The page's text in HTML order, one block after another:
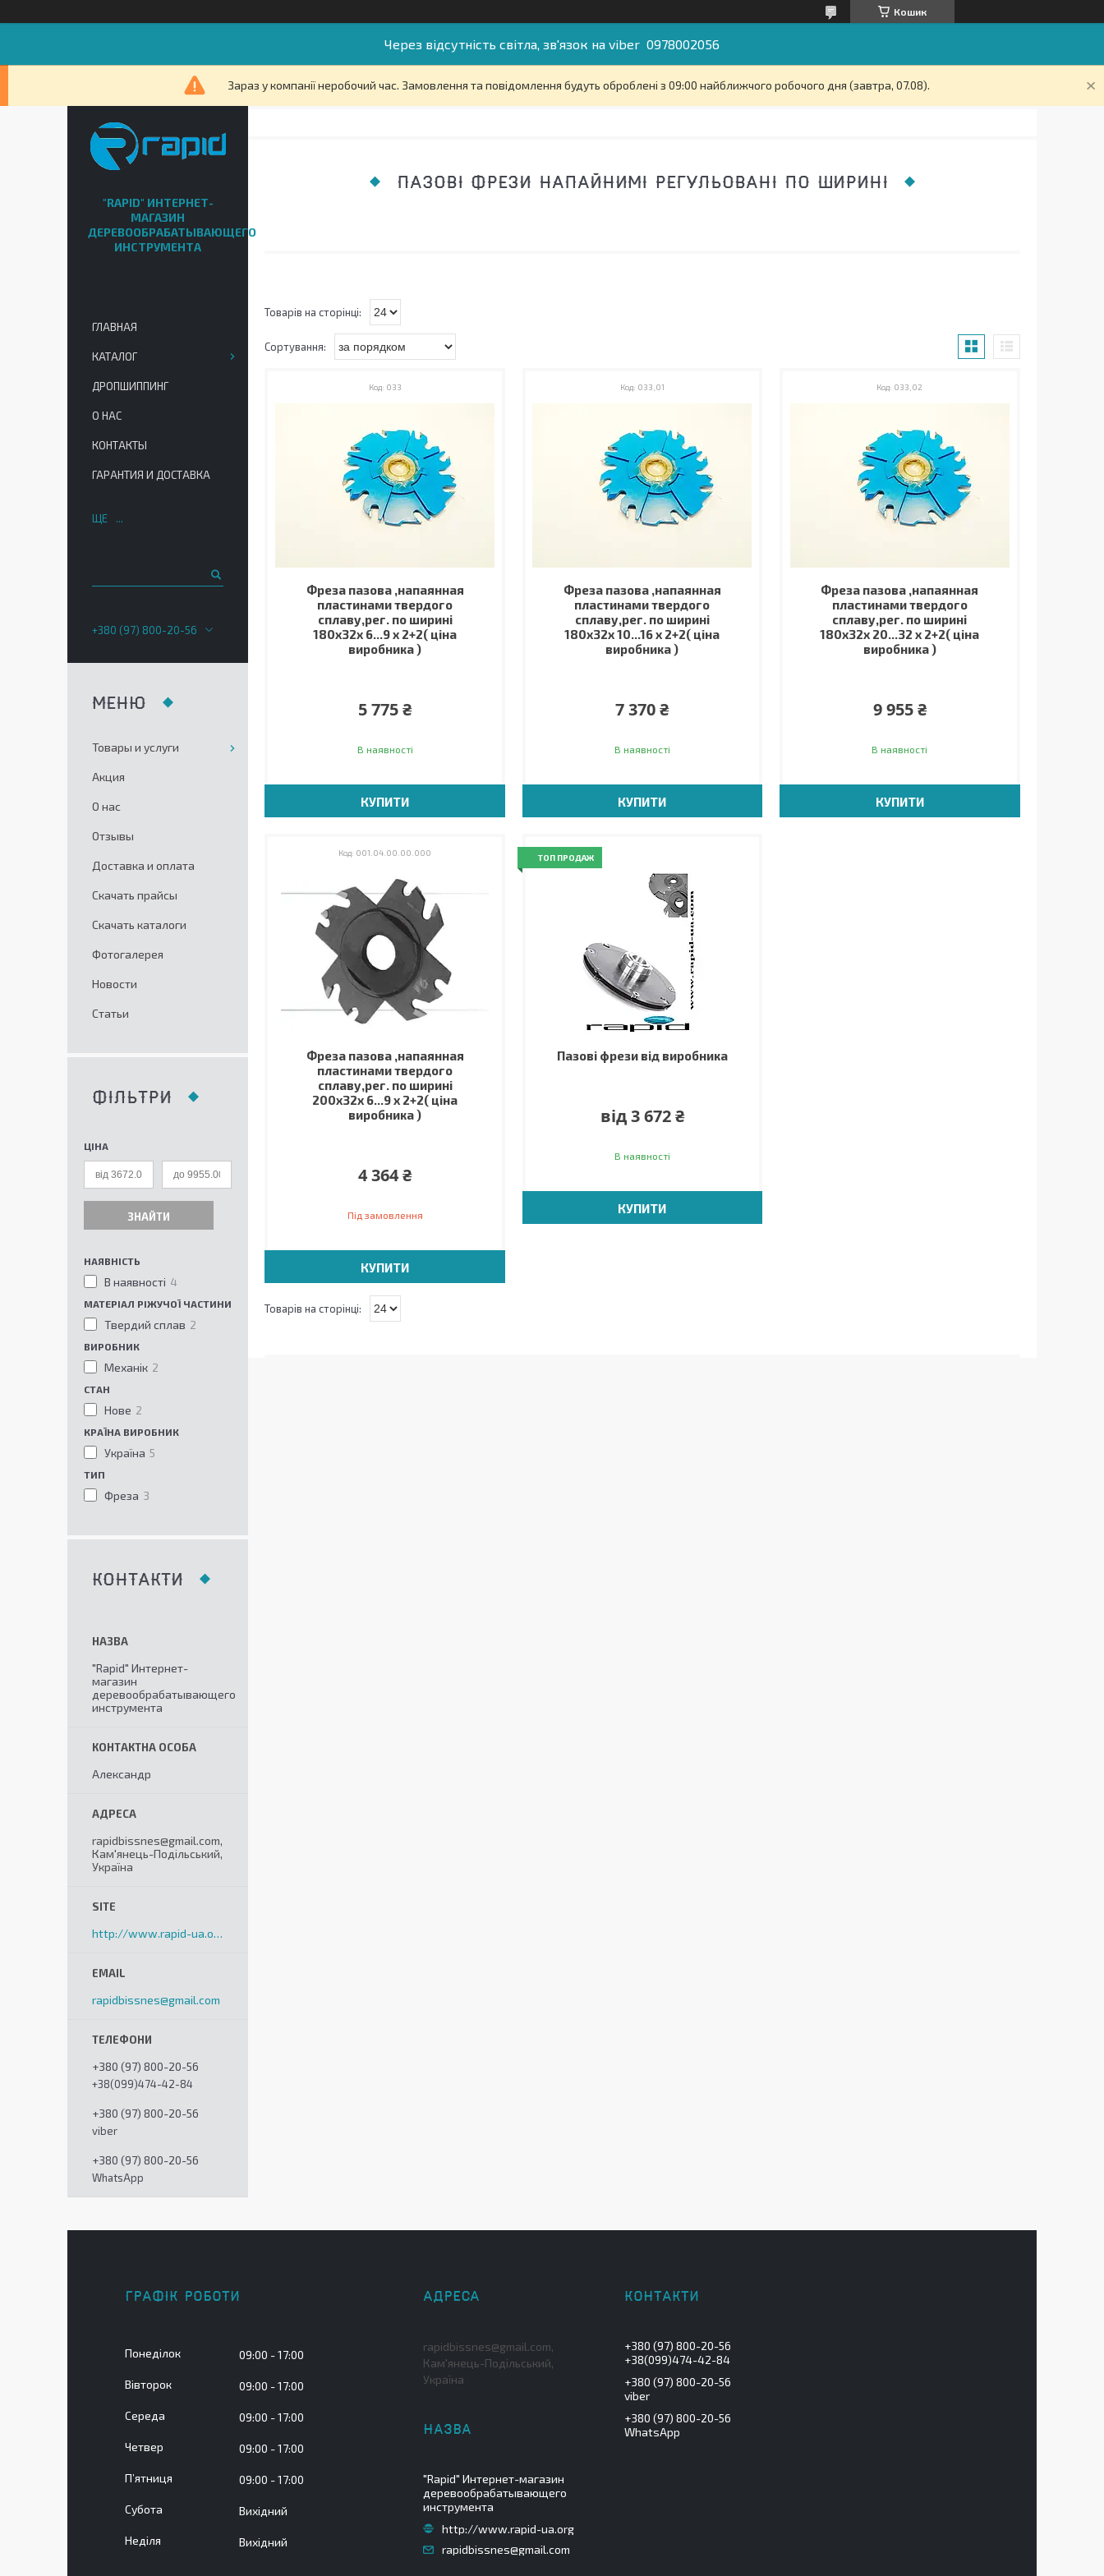
Кошик
Через відсутність світла, зв'язок на viber 0978002056
Зараз у компанії неробочий час. Замовлення та повідомлення будуть оброблені з 09:00 найближчого робочого дня (завтра, 07.08).
ПАЗОВІ ФРЕЗИ НАПАЙНИМІ РЕГУЛЬОВАНІ ПО ШИРИНІ
033
Фреза пазова ,напаянная
пластинами твердого
сплаву,рег. по ширині
180х32х 6...9 х 2+2( ціна
виробника )
5 775 ₴
В наявності
КУПИТИ
033,01
Фреза пазова ,напаянная
пластинами твердого
сплаву,рег. по ширині
180х32х 10...16 х 2+2( ціна
виробника )
7 370 ₴
В наявності
КУПИТИ
033,02
Фреза пазова ,напаянная
пластинами твердого
сплаву,рег. по ширині
180х32х 20...32 х 2+2( ціна
виробника )
9 955 ₴
В наявності
КУПИТИ
001.04.00.00.000
Фреза пазова ,напаянная
пластинами твердого
сплаву,рег. по ширині
200х32х 6...9 х 2+2( ціна
виробника )
4 364 ₴
Під замовлення
КУПИТИ
ТОП ПРОДАЖ
Пазові фрези від виробника
від 3 672 ₴
В наявності
КУПИТИ
"RAPID" ИНТЕРНЕТ-
МАГАЗИН
ДЕРЕВООБРАБАТЫВАЮЩЕГО
ИНСТРУМЕНТА
ГЛАВНАЯ
КАТАЛОГ
ДРОПШИППИНГ
О НАС
КОНТАКТЫ
ГАРАНТИЯ И ДОСТАВКА
ЩЕ
+380 (97) 800-20-56
Товары и услуги
Акция
О нас
Отзывы
Доставка и оплата
Скачать прайсы
Скачать каталоги
Фотогалерея
Новости
Статьи
ФІЛЬТРИ
ЦІНА
ЗНАЙТИ
НАЯВНІСТЬ
В наявності 4
МАТЕРІАЛ РІЖУЧОЇ ЧАСТИНИ
Твердий сплав 2
ВИРОБНИК
Механік 2
СТАН
Нове 2
КРАЇНА ВИРОБНИК
Україна 5
ТИП
Фреза 3
КОНТАКТИ
"Rapid" Интернет-
магазин
деревообрабатывающего
инструмента
Александр
rapidbissnes@gmail.com,
Кам'янець-Подільський,
Україна
http://www.rapid-ua.org
rapidbissnes@gmail.com
+380 (97) 800-20-56
+38(099)474-42-84
+380 (97) 800-20-56
viber
+380 (97) 800-20-56
WhatsApp
ГРАФІК РОБОТИ
Понеділок 09:00 17:00
Вівторок 09:00 17:00
Середа 09:00 17:00
Четвер 09:00 17:00
Пʼятниця 09:00 17:00
Субота Вихідний
Неділя Вихідний
rapidbissnes@gmail.com,
Кам'янець-Подільський,
Україна
"Rapid" Интернет-магазин
деревообрабатывающего
инструмента
http://www.rapid-ua.org
rapidbissnes@gmail.com
+380 (97) 800-20-56
+38(099)474-42-84
+380 (97) 800-20-56
viber
+380 (97) 800-20-56
WhatsApp